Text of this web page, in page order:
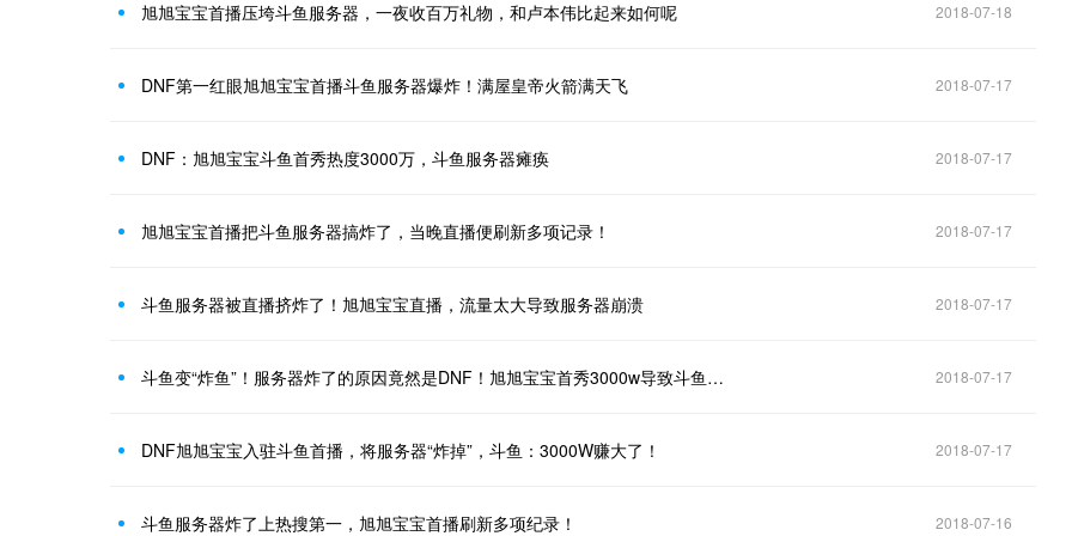
旭旭宝宝首播压垮斗鱼服务器，一夜收百万礼物，和卢本伟比起来如何呢 2018-07-18
DNF第一红眼旭旭宝宝首播斗鱼服务器爆炸！满屋皇帝火箭满天飞 2018-07-17
DNF：旭旭宝宝斗鱼首秀热度3000万，斗鱼服务器瘫痪 2018-07-17
旭旭宝宝首播把斗鱼服务器搞炸了，当晚直播便刷新多项记录！ 2018-07-17
斗鱼服务器被直播挤炸了！旭旭宝宝直播，流量太大导致服务器崩溃 2018-07-17
斗鱼变“炸鱼”！服务器炸了的原因竟然是DNF！旭旭宝宝首秀3000w导致斗鱼炸了 2018-07-17
DNF旭旭宝宝入驻斗鱼首播，将服务器“炸掉”，斗鱼：3000W赚大了！ 2018-07-17
斗鱼服务器炸了上热搜第一，旭旭宝宝首播刷新多项纪录！ 2018-07-16